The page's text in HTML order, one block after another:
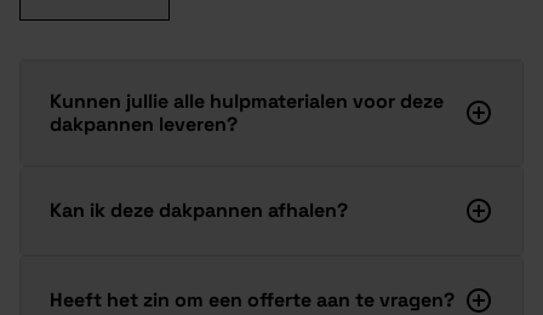
Kunnen jullie alle hulpmaterialen voor deze
dakpannen leveren?
Kan ik deze dakpannen afhalen?
Heeft het zin om een offerte aan te vragen?